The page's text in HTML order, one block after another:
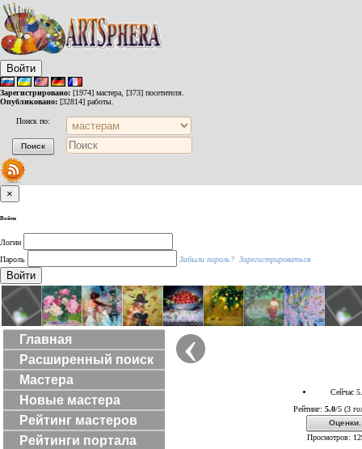
Войти
Зарегистрировано: [1974] мастера, [373] посетителя.
Опубликовано: [32814] работы.
Поиск по:
×
Войти
Логин
Пароль
Забыли пароль? Зарегистрироваться
Войти
Главная
Расширенный поиск
Мастера
Новые мастера
Рейтинг мастеров
Рейтинги портала
‹
Сейчас
Рейтинг: 5.0/5 (3
Оценки.
Просмотров: